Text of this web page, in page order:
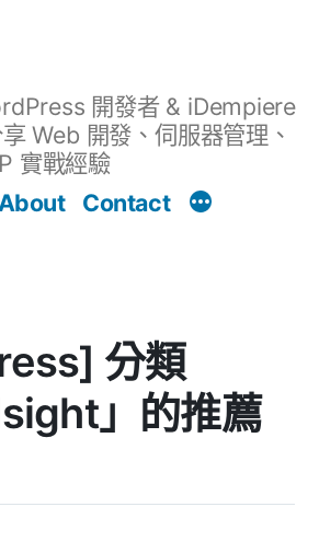
開發者 & iDempiere
Web 開發、伺服器管理、
實戰經驗
Contact
分類
」的推薦